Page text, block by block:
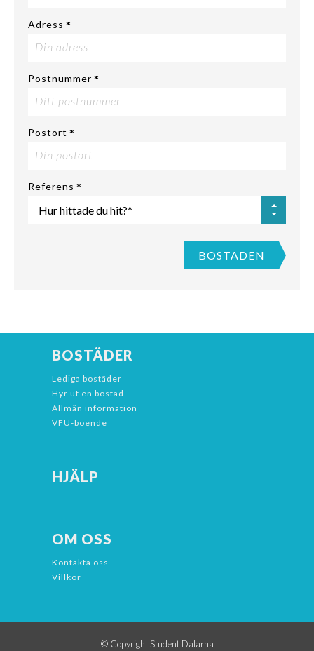
Adress *
Postnummer *
Postort *
Referens *
BOSTADEN
BOSTÄDER
Lediga bostäder
Hyr ut en bostad
Allmän information
VFU-boende
HJÄLP
OM OSS
Kontakta oss
Villkor
© Copyright Student Dalarna